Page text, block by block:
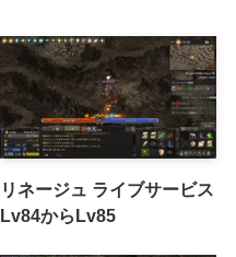
リネージュ ライブサービス
Lv84からLv85